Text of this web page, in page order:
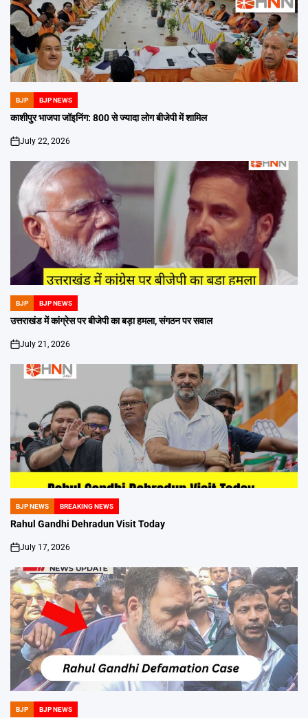
POSTED
IN
BJP BJP NEWS
काशीपुर भाजपा जॉइनिंग: 800 से ज्यादा लोग बीजेपी में शामिल
on
July 22, 2026
POSTED
IN
BJP BJP NEWS
उत्तराखंड में कांग्रेस पर बीजेपी का बड़ा हमला, संगठन पर सवाल
on
July 21, 2026
POSTED
IN
BJP NEWS BREAKING NEWS
Rahul Gandhi Dehradun Visit Today
on
July 17, 2026
POSTED
BJP BJP NEWS